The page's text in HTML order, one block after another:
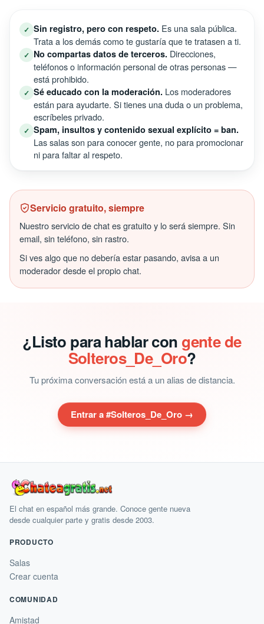
✓ Sin registro, pero con respeto. Es una sala pública.
Trata a los demás como te gustaría que te tratasen a ti.
✓ No compartas datos de terceros. Direcciones,
teléfonos o información personal de otras personas —
está prohibido.
✓ Sé educado con la moderación. Los moderadores
están para ayudarte. Si tienes una duda o un problema,
escríbeles privado.
✓ Spam, insultos y contenido sexual explícito = ban.
Las salas son para conocer gente, no para promocionar
ni para faltar al respeto.
Servicio gratuito, siempre
Nuestro servicio de chat es gratuito y lo será siempre. Sin
email, sin teléfono, sin rastro.
Si ves algo que no debería estar pasando, avisa a un
moderador desde el propio chat.
¿Listo para hablar con gente de
Solteros_De_Oro?
Tu próxima conversación está a un alias de distancia.
Entrar a #Solteros_De_Oro →
El chat en español más grande. Conoce gente nueva
desde cualquier parte y gratis desde 2003.
PRODUCTO
Salas
Crear cuenta
COMUNIDAD
Amistad